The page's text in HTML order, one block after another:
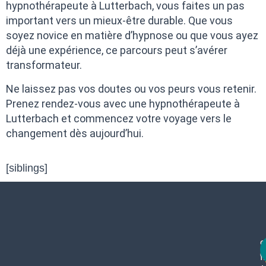
hypnothérapeute à Lutterbach, vous faites un pas
important vers un mieux-être durable. Que vous
soyez novice en matière d’hypnose ou que vous ayez
déjà une expérience, ce parcours peut s’avérer
transformateur.
Ne laissez pas vos doutes ou vos peurs vous retenir.
Prenez rendez-vous avec une hypnothérapeute à
Lutterbach et commencez votre voyage vers le
changement dès aujourd’hui.
[siblings]